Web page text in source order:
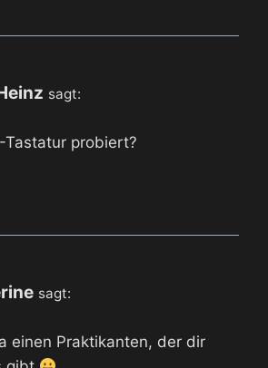
sagt:
Tastatur probiert?
sagt:
einen Praktikanten, der dir